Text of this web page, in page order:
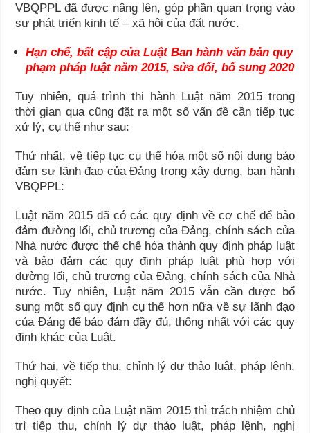
VBQPPL đã được nâng lên, góp phần quan trọng vào
sự phát triển kinh tế – xã hội của đất nước.
Hạn chế, bất cập của Luật Ban hành văn bản quy
phạm pháp luật năm 2015, sửa đổi, bổ sung 2020
Tuy nhiên, quá trình thi hành Luật năm 2015 trong
thời gian qua cũng đặt ra một số vấn đề cần tiếp tục
xử lý, cụ thể như sau:
Thứ nhất, về tiếp tục cụ thể hóa một số nội dung bảo
đảm sự lãnh đạo của Đảng trong xây dựng, ban hành
VBQPPL:
Luật năm 2015 đã có các quy định về cơ chế để bảo
đảm đường lối, chủ trương của Đảng, chính sách của
Nhà nước được thể chế hóa thành quy định pháp luật
và bảo đảm các quy định pháp luật phù hợp với
đường lối, chủ trương của Đảng, chính sách của Nhà
nước. Tuy nhiên, Luật năm 2015 vẫn cần được bổ
sung một số quy định cụ thể hơn nữa về sự lãnh đạo
của Đảng để bảo đảm đầy đủ, thống nhất với các quy
định khác của Luật.
Thứ hai, về tiếp thu, chỉnh lý dự thảo luật, pháp lệnh,
nghị quyết:
Theo quy định của Luật năm 2015 thì trách nhiệm chủ
trì tiếp thu, chỉnh lý dự thảo luật, pháp lệnh, nghị